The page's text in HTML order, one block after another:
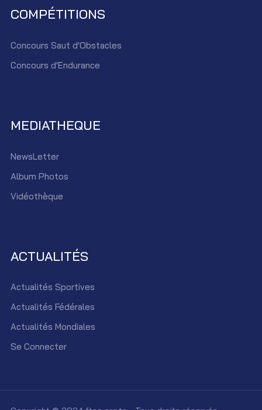
COMPÉTITIONS
Concours Saut d'Obstacles
Concours d'Endurance
MEDIATHEQUE
NewsLetter
Album Photos
Vidéothèque
ACTUALITÉS
Actualités Sportives
Actualités Fédérales
Actualités Mondiales
Se Connecter